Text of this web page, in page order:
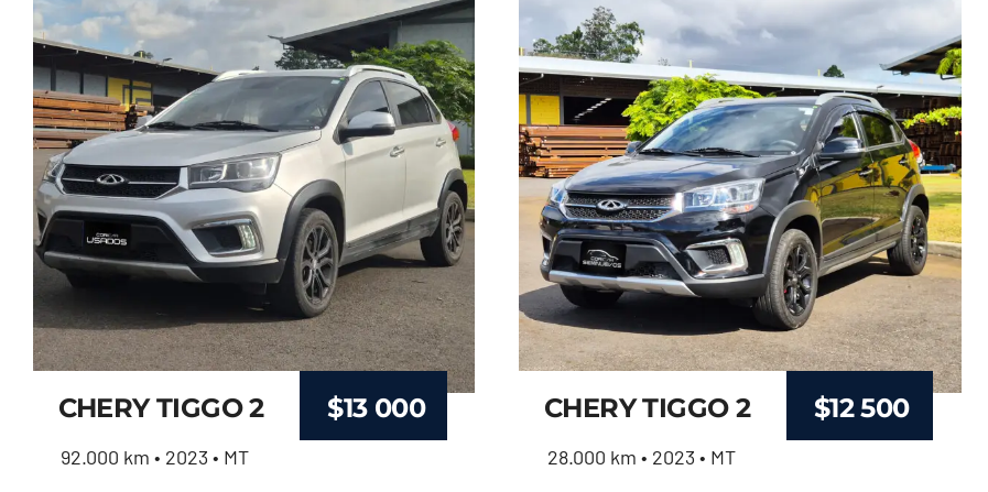
CHERY TIGGO 2 $13 000
92.000 km • 2023 • MT
CHERY TIGGO 2 $12 500
28.000 km • 2023 • MT